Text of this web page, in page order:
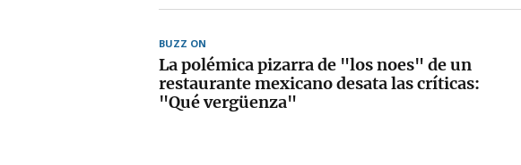
BUZZ ON
La polémica pizarra de "los noes" de un
restaurante mexicano desata las críticas:
"Qué vergüenza"